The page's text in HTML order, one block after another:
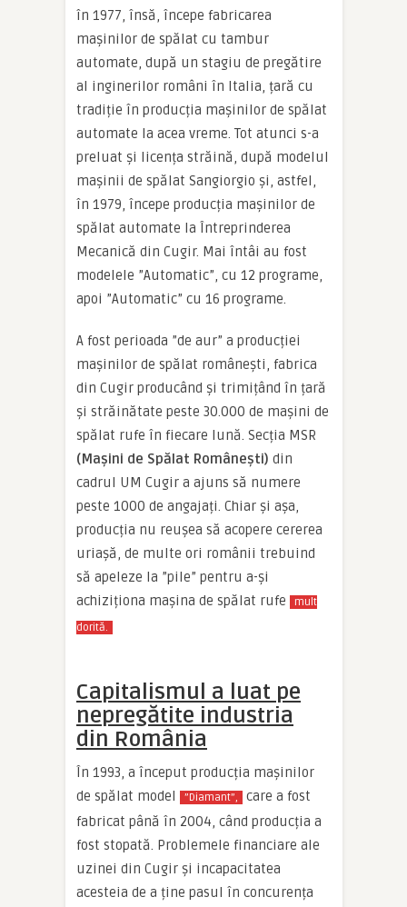
în 1977, însă, începe fabricarea
mașinilor de spălat cu tambur
automate, după un stagiu de pregătire
al inginerilor români în Italia, țară cu
tradiție în producția mașinilor de spălat
automate la acea vreme. Tot atunci s-a
preluat și licența străină, după modelul
mașinii de spălat Sangiorgio și, astfel,
în 1979, începe producția mașinilor de
spălat automate la Întreprinderea
Mecanică din Cugir. Mai întâi au fost
modelele ”Automatic”, cu 12 programe,
apoi ”Automatic” cu 16 programe.
A fost perioada ”de aur” a producției
mașinilor de spălat românești, fabrica
din Cugir producând și trimițând în țară
și străinătate peste 30.000 de mașini de
spălat rufe în fiecare lună. Secția MSR
(Mașini de Spălat Românești) din
cadrul UM Cugir a ajuns să numere
peste 1000 de angajați. Chiar și așa,
producția nu reușea să acopere cererea
uriașă, de multe ori românii trebuind
să apeleze la ”pile” pentru a-și
achiziționa mașina de spălat rufe
mult
dorită.
Capitalismul a luat pe
nepregătite industria
din România
În 1993, a început producția mașinilor
de spălat model
”Diamant”,
care a fost
fabricat până în 2004, când producția a
fost stopată. Problemele financiare ale
uzinei din Cugir și incapacitatea
acesteia de a ține pasul în concurența